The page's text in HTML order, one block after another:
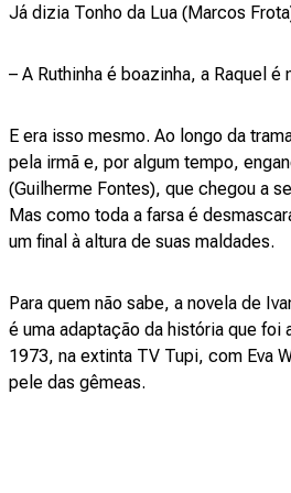
Já dizia Tonho da Lua (Marcos
– A Ruthinha é boazinha, a Raquel é
E era isso mesmo. Ao longo da
pela irmã e, por algum tempo,
(Guilherme Fontes), que chegou a
Mas como toda a farsa é
um final à altura de suas maldades.
Para quem não sabe, a novela de
é uma adaptação da história que foi
1973, na extinta TV Tupi, com Eva
pele das gêmeas.